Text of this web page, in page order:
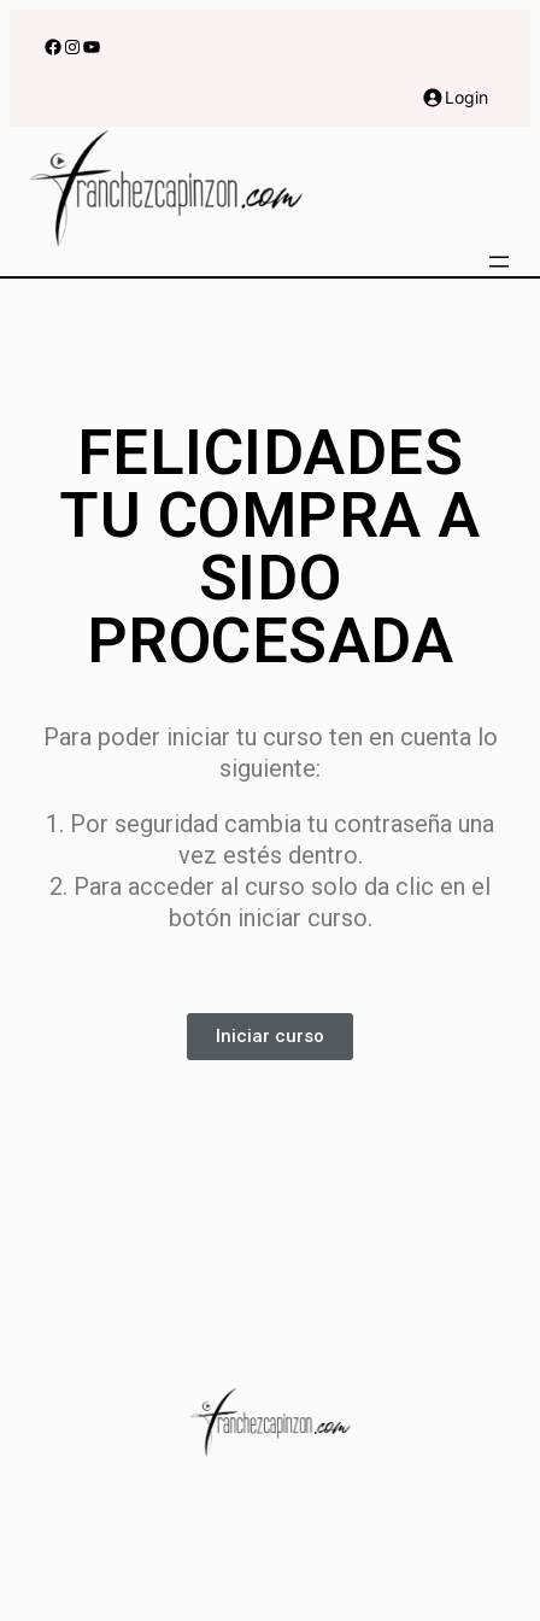
Login
FELICIDADES
TU COMPRA A
SIDO
PROCESADA
Para poder iniciar tu curso ten en cuenta lo
siguiente:
1. Por seguridad cambia tu contraseña una
vez estés dentro.
2. Para acceder al curso solo da clic en el
botón iniciar curso.
Iniciar curso